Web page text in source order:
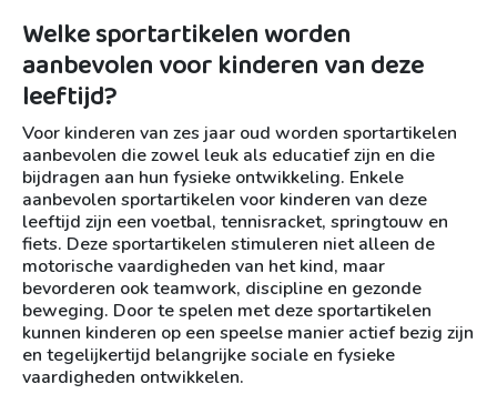
Welke sportartikelen worden
aanbevolen voor kinderen van deze
leeftijd?
Voor kinderen van zes jaar oud worden sportartikelen
aanbevolen die zowel leuk als educatief zijn en die
bijdragen aan hun fysieke ontwikkeling. Enkele
aanbevolen sportartikelen voor kinderen van deze
leeftijd zijn een voetbal, tennisracket, springtouw en
fiets. Deze sportartikelen stimuleren niet alleen de
motorische vaardigheden van het kind, maar
bevorderen ook teamwork, discipline en gezonde
beweging. Door te spelen met deze sportartikelen
kunnen kinderen op een speelse manier actief bezig zijn
en tegelijkertijd belangrijke sociale en fysieke
vaardigheden ontwikkelen.